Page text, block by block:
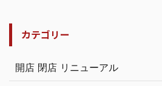
カテゴリー
開店 閉店 リニューアル